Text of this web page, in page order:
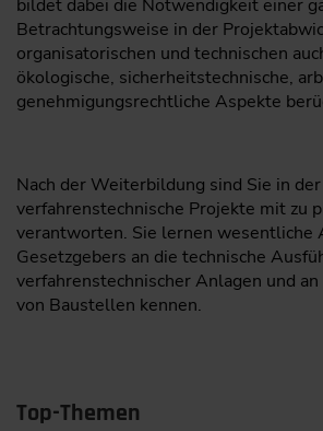
bildet dabei die Notwendigkeit einer
Betrachtungsweise in der
organisatorischen und technischen
ökologische, sicherheitstechnische,
genehmigungsrechtliche Aspekte
Nach der Weiterbildung sind Sie in der
verfahrenstechnische Projekte mit zu
verantworten. Sie lernen wesentliche
Gesetzgebers an die technische
verfahrenstechnischer Anlagen und
von Baustellen kennen.
Top-Themen